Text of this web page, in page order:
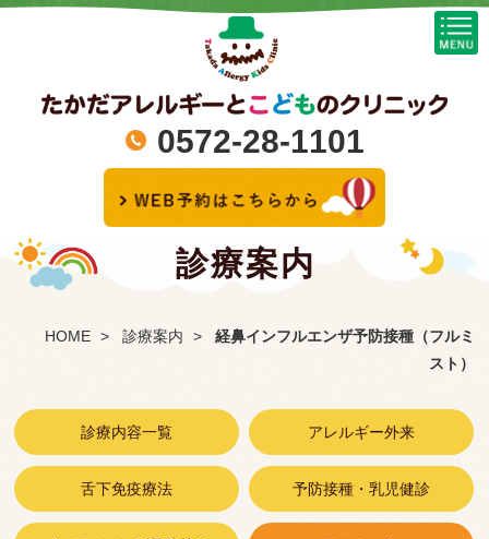
0572-28-1101
診療案内
HOME 診療案内
経鼻インフルエンザ予防接種（フルミ
スト）
診療内容一覧 アレルギー外来
舌下免疫療法 予防接種・乳児健診